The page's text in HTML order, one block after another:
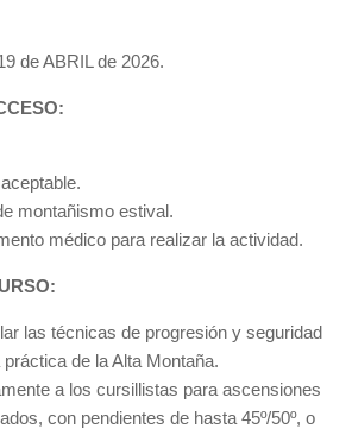
de ABRIL de 2026.
montañismo estival.
médico para realizar la actividad.
las técnicas de progresión y seguridad
de la Alta Montaña.
a los cursillistas para ascensiones
con pendientes de hasta 45º/50º, o